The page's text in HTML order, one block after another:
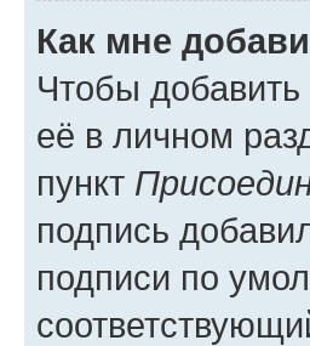
Как мне
Чтобы
её в личном
пункт
подпись
подписи по